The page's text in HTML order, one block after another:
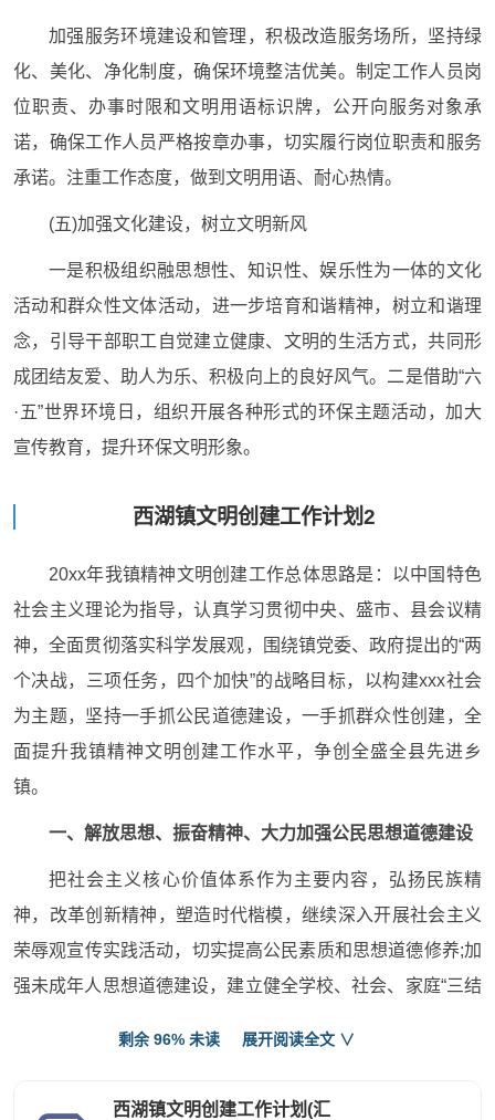
加强服务环境建设和管理，积极改造服务场所，坚持绿
化、美化、净化制度，确保环境整洁优美。制定工作人员岗
位职责、办事时限和文明用语标识牌，公开向服务对象承
诺，确保工作人员严格按章办事，切实履行岗位职责和服务
承诺。注重工作态度，做到文明用语、耐心热情。
(五)加强文化建设，树立文明新风
一是积极组织融思想性、知识性、娱乐性为一体的文化
活动和群众性文体活动，进一步培育和谐精神，树立和谐理
念，引导干部职工自觉建立健康、文明的生活方式，共同形
成团结友爱、助人为乐、积极向上的良好风气。二是借助“六
·五”世界环境日，组织开展各种形式的环保主题活动，加大
宣传教育，提升环保文明形象。
西湖镇文明创建工作计划2
20xx年我镇精神文明创建工作总体思路是：以中国特色
社会主义理论为指导，认真学习贯彻中央、盛市、县会议精
神，全面贯彻落实科学发展观，围绕镇党委、政府提出的“两
个决战，三项任务，四个加快”的战略目标，以构建xxx社会
为主题，坚持一手抓公民道德建设，一手抓群众性创建，全
面提升我镇精神文明创建工作水平，争创全盛全县先进乡
镇。
一、解放思想、振奋精神、大力加强公民思想道德建设
把社会主义核心价值体系作为主要内容，弘扬民族精
神，改革创新精神，塑造时代楷模，继续深入开展社会主义
荣辱观宣传实践活动，切实提高公民素质和思想道德修养;加
强未成年人思想道德建设，建立健全学校、社会、家庭“三结
剩余 96% 未读 展开阅读全文 ∨
西湖镇文明创建工作计划(汇